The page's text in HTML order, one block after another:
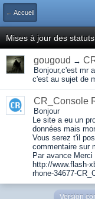
← Accueil
Mises à jour des
gougoud →
Bonjour,c'est mr
c'est au sujet de
CR_Console
Bonjour
Le site a eu un
données mais
Vous serez t'il
commentaire sur
Par avance Merci
http://www.flash-
rhone-34677-
Version